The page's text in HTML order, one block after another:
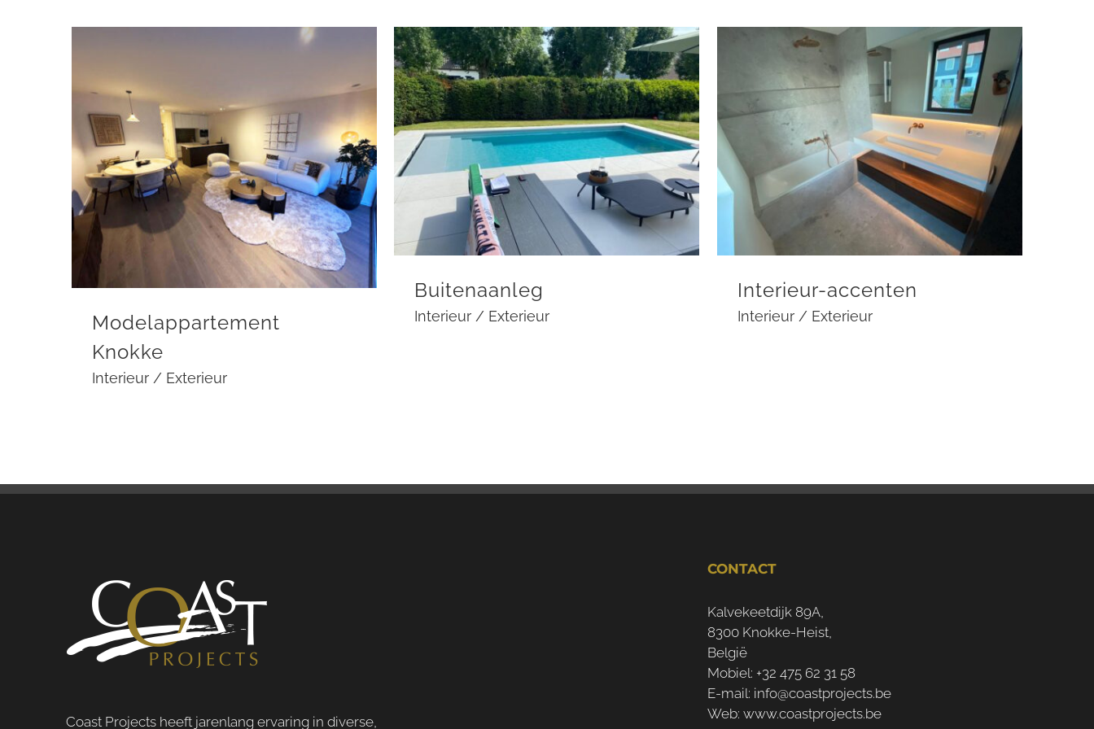
Modelappartement
Knokke
Interieur / Exterieur
Buitenaanleg
Interieur / Exterieur
Interieur-accenten
Interieur / Exterieur
Coast Projects heeft jarenlang ervaring in diverse,
CONTACT
Kalvekeetdijk 89A,
8300 Knokke-Heist,
België
Mobiel: +32 475 62 31 58
E-mail: info@coastprojects.be
Web: www.coastprojects.be